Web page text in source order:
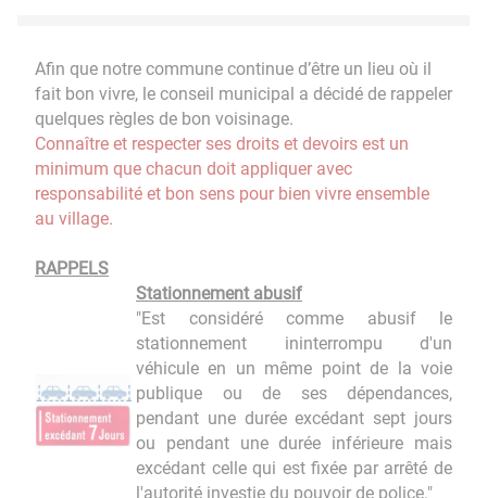
Afin que notre commune continue d’être un lieu où il
fait bon vivre, le conseil municipal a décidé de rappeler
quelques règles de bon voisinage.
Connaître et respecter ses droits et devoirs est un
minimum que chacun doit appliquer avec
responsabilité et bon sens pour bien vivre ensemble
au village.
RAPPELS
Stationnement abusif
"Est considéré comme abusif le
stationnement ininterrompu d'un
véhicule en un même point de la voie
publique ou de ses dépendances,
pendant une durée excédant sept jours
ou pendant une durée inférieure mais
excédant celle qui est fixée par arrêté de
l'autorité investie du pouvoir de police."